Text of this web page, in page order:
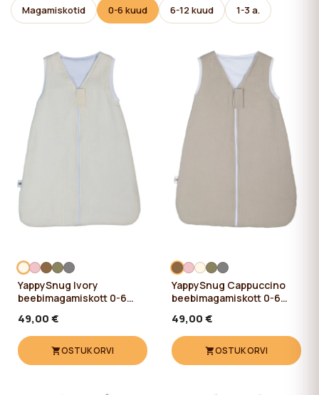
Magamiskotid 0-6 kuud 6-12 kuud 1-3 a.
YappySnug Ivory
beebimagamiskott 0-6
49,00 €
OSTUKORVI
YappySnug Cappuccino
beebimagamiskott 0-6
49,00 €
OSTUKORVI